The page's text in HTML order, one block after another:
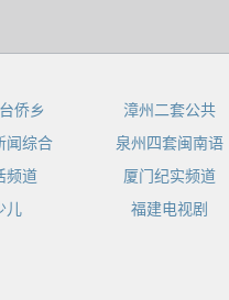
侨乡 漳州二套公共
闻综合 泉州四套闽南语
频道 厦门纪实频道
儿 福建电视剧